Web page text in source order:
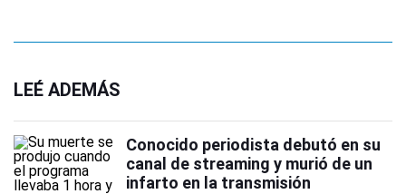
LEÉ ADEMÁS
Conocido periodista debutó en su
canal de streaming y murió de un
infarto en la transmisión